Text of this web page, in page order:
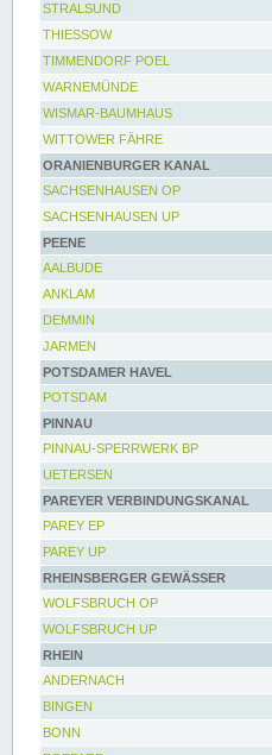
STRALSUND
THIESSOW
TIMMENDORF POEL
WARNEMÜNDE
WISMAR-BAUMHAUS
WITTOWER FÄHRE
ORANIENBURGER KANAL
SACHSENHAUSEN OP
SACHSENHAUSEN UP
PEENE
AALBUDE
ANKLAM
DEMMIN
JARMEN
POTSDAMER HAVEL
POTSDAM
PINNAU
PINNAU-SPERRWERK BP
UETERSEN
PAREYER VERBINDUNGSKANAL
PAREY EP
PAREY UP
RHEINSBERGER GEWÄSSER
WOLFSBRUCH OP
WOLFSBRUCH UP
RHEIN
ANDERNACH
BINGEN
BONN